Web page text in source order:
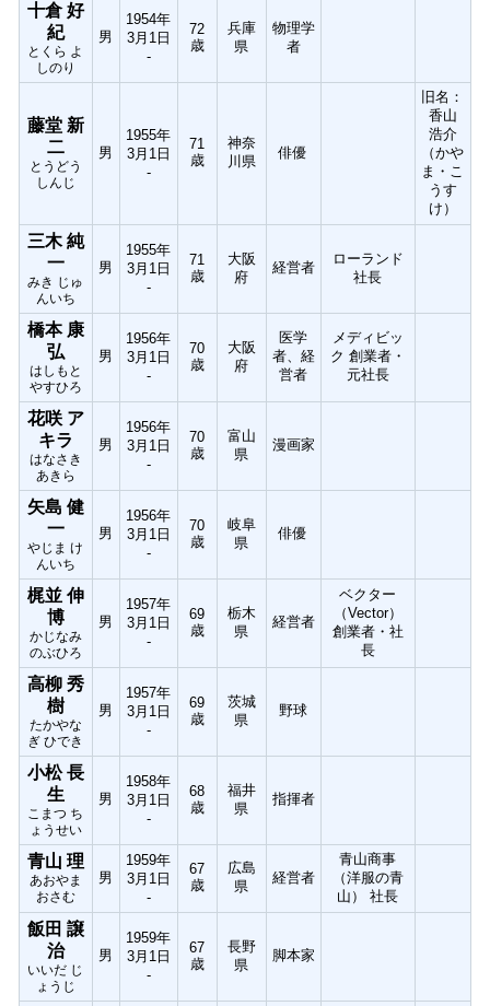
十倉 好
紀
とくら よ
しのり
男
1954年
3月1日
-
72
歳
兵庫
県
物理学
者
藤堂 新
二
とうどう
しんじ
男
1955年
3月1日
-
71
歳
神奈
川県
俳優
旧名：
香山
浩介
（かや
ま・こ
うす
け）
三木 純
一
みき じゅ
んいち
男
1955年
3月1日
-
71
歳
大阪
府
経営者
ローランド
社長
橋本 康
弘
はしもと
やすひろ
男
1956年
3月1日
-
70
歳
大阪
府
医学
者、経
営者
メディビッ
ク 創業者・
元社長
花咲 ア
キラ
はなさき
あきら
男
1956年
3月1日
-
70
歳
富山
県
漫画家
矢島 健
一
やじま け
んいち
男
1956年
3月1日
-
70
歳
岐阜
県
俳優
梶並 伸
博
かじなみ
のぶひろ
男
1957年
3月1日
-
69
歳
栃木
県
経営者
ベクター
（Vector）
創業者・社
長
高柳 秀
樹
たかやな
ぎ ひでき
男
1957年
3月1日
-
69
歳
茨城
県
野球
小松 長
生
こまつ ち
ょうせい
男
1958年
3月1日
-
68
歳
福井
県
指揮者
青山 理
あおやま
おさむ
男
1959年
3月1日
-
67
歳
広島
県
経営者
青山商事
（洋服の青
山） 社長
飯田 譲
治
いいだ じ
ょうじ
男
1959年
3月1日
-
67
歳
長野
県
脚本家